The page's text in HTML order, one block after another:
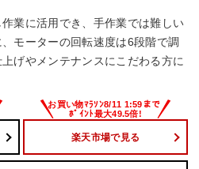
業に活用でき、手作業では難しい
モーターの回転速度は6段階で調
げやメンテナンスにこだわる方に
楽天市場で見る